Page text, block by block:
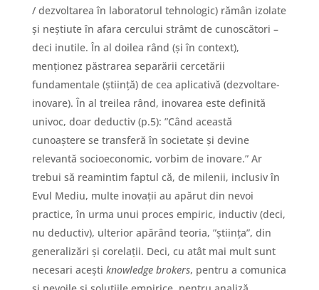
/ dezvoltarea în laboratorul tehnologic) rămân izolate
și neștiute în afara cercului strâmt de cunoscători –
deci inutile. În al doilea rând (și în context),
menționez păstrarea separării cercetării
fundamentale (știință) de cea aplicativă (dezvoltare-
inovare). În al treilea rând, inovarea este definită
univoc, doar deductiv (p.5): ”Când această
cunoaștere se transferă în societate și devine
relevantă socioeconomic, vorbim de inovare.” Ar
trebui să reamintim faptul că, de milenii, inclusiv în
Evul Mediu, multe inovații au apărut din nevoi
practice, în urma unui proces empiric, inductiv (deci,
nu deductiv), ulterior apărând teoria, ”știința”, din
generalizări și corelații. Deci, cu atât mai mult sunt
necesari acești knowledge brokers, pentru a comunica